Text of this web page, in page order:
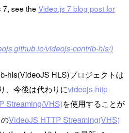
7, see the Video.js 7 blog post for
videojs-contrib-hls/)
hls(VideoJS HLS)プロジェクトは
、今後は代わりにvideojs-http-
Streaming/VHS)を使用することが
VideoJS HTTP Streaming(VHS)